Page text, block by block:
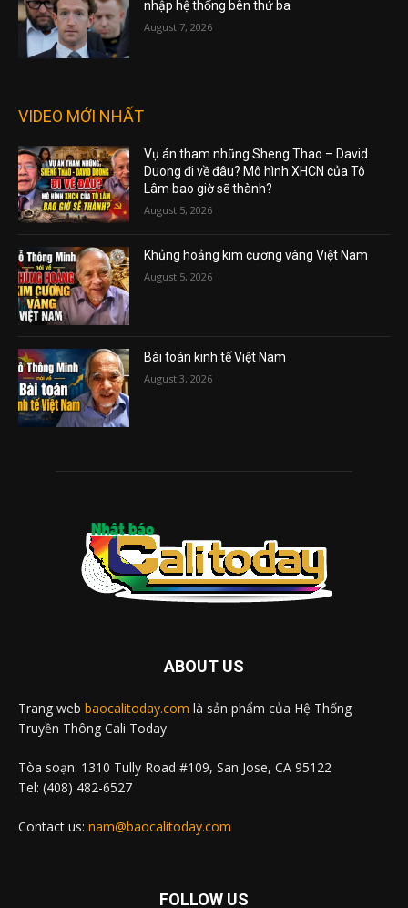
nhập hệ thống bên thứ ba
August 7, 2026
VIDEO MỚI NHẤT
Vụ án tham nhũng Sheng Thao – David
Duong đi về đâu? Mô hình XHCN của Tô
Lâm bao giờ sẽ thành?
August 5, 2026
Khủng hoảng kim cương vàng Việt Nam
August 5, 2026
Bài toán kinh tế Việt Nam
August 3, 2026
ABOUT US
Trang web baocalitoday.com là sản phẩm của Hệ Thống
Truyền Thông Cali Today
Tòa soạn: 1310 Tully Road #109, San Jose, CA 95122
Tel: (408) 482-6527
Contact us: nam@baocalitoday.com
FOLLOW US